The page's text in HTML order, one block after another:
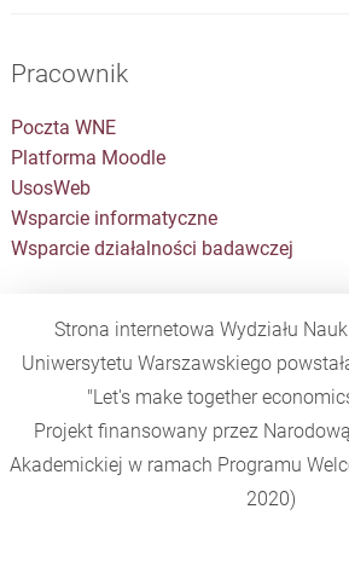
Pracownik
Poczta WNE
Platforma Moodle
UsosWeb
Wsparcie informatyczne
Wsparcie działalności badawczej
Strona internetowa Wydziału
Uniwersytetu Warszawskiego
"Let's make together
Projekt finansowany przez
Akademickiej w ramach Programu
2020)